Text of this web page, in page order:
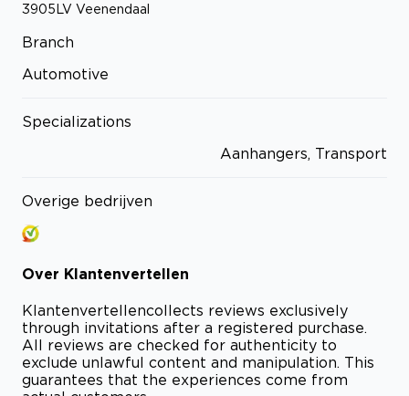
3905LV Veenendaal
Branch
Automotive
Specializations
Aanhangers, Transport
Overige bedrijven
Over Klantenvertellen
Klantenvertellencollects reviews exclusively
through invitations after a registered purchase.
All reviews are checked for authenticity to
exclude unlawful content and manipulation. This
guarantees that the experiences come from